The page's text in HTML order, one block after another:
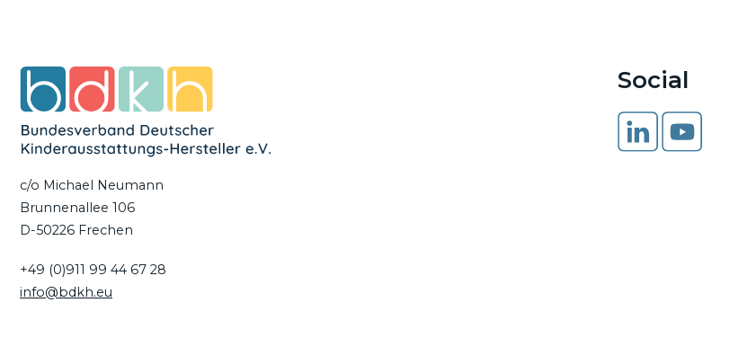
c/o Michael Neumann
Brunnenallee 106
D-50226 Frechen
+49 (0)911 99 44 67 28
info@bdkh.eu
Social